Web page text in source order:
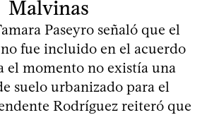
Malvinas
Paseyro señaló que el
fue incluido en el acuerdo
el momento no existía una
suelo urbanizado para el
Rodríguez reiteró que